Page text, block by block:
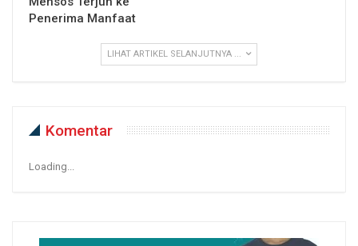
Penerima Manfaat
LIHAT ARTIKEL SELANJUTNYA ...
Komentar
Loading...